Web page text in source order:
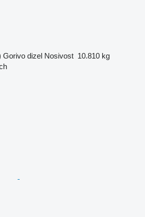
Gorivo dizel Nosivost 10.810 kg